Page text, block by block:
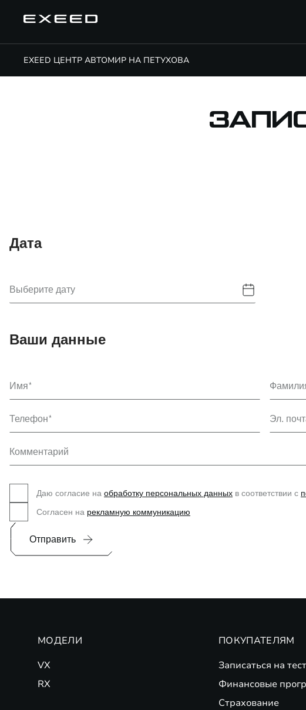
EXEED ЦЕНТР АВТОМИР НА ПЕТУХОВА
Дата
Выберите дату
Ваши данные
Имя
Телефон Эл.
Комментарий
Даю согласие на обработку персональных данных в соответствии с
Согласен на рекламную коммуникацию
Отправить
МОДЕЛИ
VX
RX
ПОКУПАТЕЛЯМ
Записаться на
Финансовые
Страхование